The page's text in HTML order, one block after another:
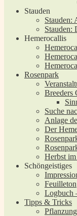
Stauden
Stauden:
Stauden:
Hemerocallis
Rosenpark
Breeders
Suche
Anlage
Der
Herbst
Schöngeistiges
Feuilleton
Logbuch
Tipps & Tricks